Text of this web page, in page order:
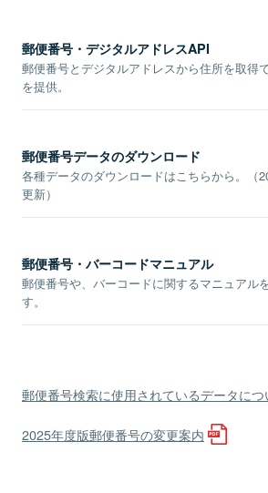
郵便番号・デジタルアドレスAPI
郵便番号とデジタルアドレスから住所を取得
を提供。
郵便番号データのダウンロード
各種データのダウンロードはこちらから。（
更新）
郵便番号・バーコードマニュアル
郵便番号や、バーコードに関するマニュアル
す。
郵便番号検索に使用されているデータにつ
2025年度版郵便番号の変更案内